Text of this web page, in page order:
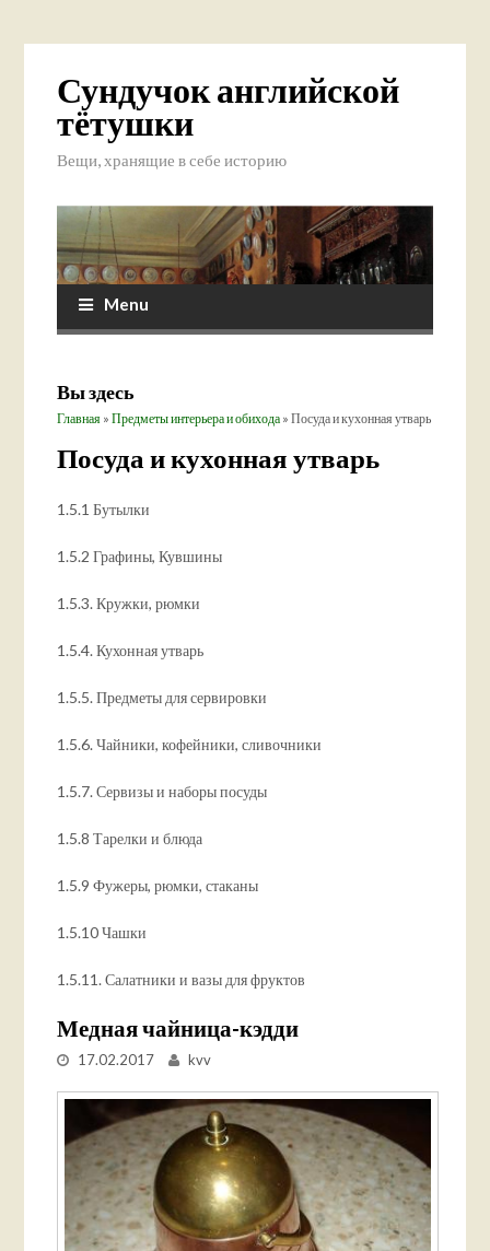
Сундучок английской
тётушки
Вещи, хранящие в себе историю
Menu
Вы здесь
Главная »Предметы интерьера и обихода » Посуда и кухонная утварь
Посуда и кухонная утварь
1.5.1 Бутылки
1.5.2 Графины, Кувшины
1.5.3. Кружки, рюмки
1.5.4. Кухонная утварь
1.5.5. Предметы для сервировки
1.5.6. Чайники, кофейники, сливочники
1.5.7. Сервизы и наборы посуды
1.5.8 Тарелки и блюда
1.5.9 Фужеры, рюмки, стаканы
1.5.10 Чашки
1.5.11. Салатники и вазы для фруктов
Медная чайница-кэдди
17.02.2017 kvv